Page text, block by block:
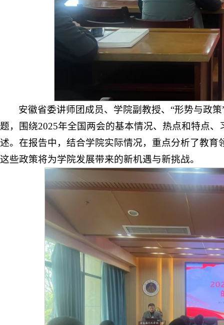
安徽省委讲师团成员、学院副教授、“形势与政
题，围绕2025年全国两会的基本情况、热点和特点
述。在报告中，结合学院实际情况，重点分析了教
这些政策将为学院发展带来的新机遇与新挑战。